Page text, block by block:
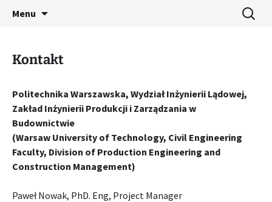
CLOEMC VI
Menu Szukaj:
Kontakt
Politechnika Warszawska, Wydział Inżynierii Lądowej,
Zakład Inżynierii Produkcji i Zarządzania w
Budownictwie
(Warsaw University of Technology, Civil Engineering
Faculty, Division of Production Engineering and
Construction Management)
Paweł Nowak, PhD. Eng, Project Manager